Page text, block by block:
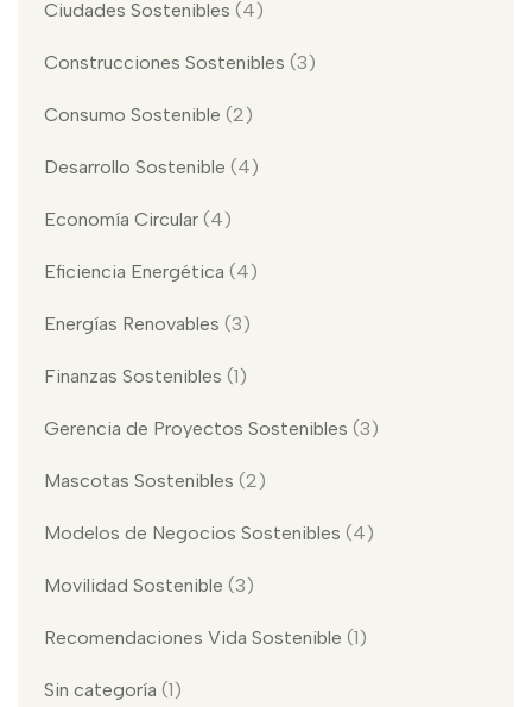
Ciudades Sostenibles (4)
Construcciones Sostenibles (3)
Consumo Sostenible (2)
Desarrollo Sostenible (4)
Economía Circular (4)
Eficiencia Energética (4)
Energías Renovables (3)
Finanzas Sostenibles (1)
Gerencia de Proyectos Sostenibles (3)
Mascotas Sostenibles (2)
Modelos de Negocios Sostenibles (4)
Movilidad Sostenible (3)
Recomendaciones Vida Sostenible (1)
Sin categoría (1)